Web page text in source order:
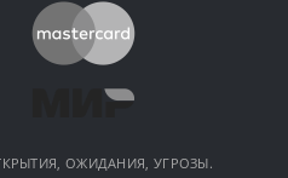
ОЖИДАНИЯ, УГРОЗЫ.